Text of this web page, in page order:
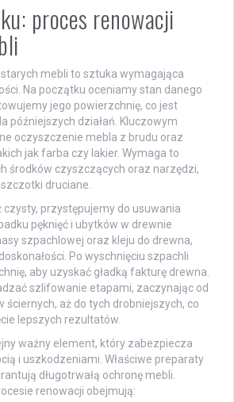
proces renowacji
mebli to sztuka wymagająca
Na początku oceniamy stan danego
jego powierzchnię, co jest
późniejszych działań. Kluczowym
oczyszczenie mebla z brudu oraz
jak farba czy lakier. Wymaga to
środków czyszczących oraz narzędzi,
druciane.
czysty, przystępujemy do usuwania
pęknięć i ubytków w drewnie
szpachlowej oraz kleju do drewna,
Po wyschnięciu szpachli
aby uzyskać gładką fakturę drewna.
szlifowanie etapami, zaczynając od
ściernych, aż do tych drobniejszych, co
lepszych rezultatów.
ważny element, który zabezpiecza
i uszkodzeniami. Właściwe preparaty
długotrwałą ochronę mebli.
renowacji obejmują: